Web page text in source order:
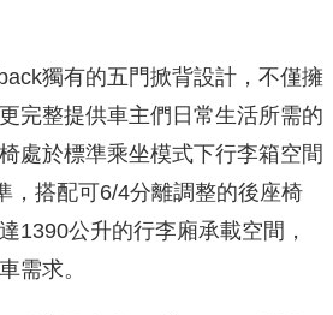
獨有的五門掀背設計，不僅擁
完整提供車主們日常生活所需的
處於標準乘坐模式下行李箱空間
，搭配可6/4分離調整的後座椅
1390公升的行李廂承載空間，
需求。